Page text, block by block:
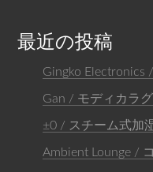
最近の投稿
Gingko Electronics
Gan / モディカラグ
±0 / スチーム式加
Ambient Lounge /